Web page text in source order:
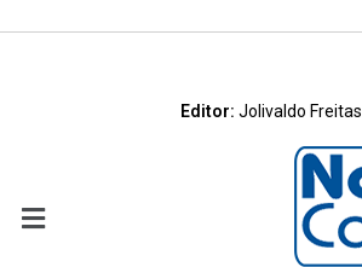
Editor: Jolivaldo Freitas